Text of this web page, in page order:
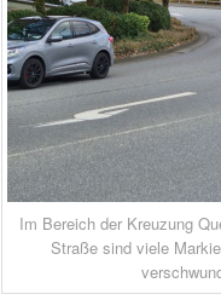
Im Bereich der Kreuzung
Straße sind viele